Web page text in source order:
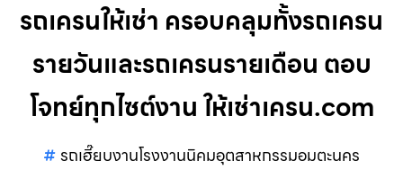
รถเครนให้เช่า ครอบคลุมทั้งรถเครน
รายวันและรถเครนรายเดือน ตอบ
โจทย์ทุกไซต์งาน ให้เช่าเครน.com
รถเฮี๊ยบงานโรงงานนิคมอุตสาหกรรมอมตะนคร